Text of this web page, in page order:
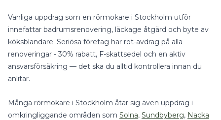
Vanliga uppdrag som en rörmokare i Stockholm utför
innefattar badrumsrenovering, läckage åtgärd och byte av
köksblandare. Seriösa företag har rot-avdrag på alla
renoveringar - 30% rabatt, F-skattsedel och en aktiv
ansvarsförsäkring — det ska du alltid kontrollera innan du
anlitar.
Många rörmokare i Stockholm åtar sig även uppdrag i
omkringliggande områden som Solna, Sundbyberg, Nacka